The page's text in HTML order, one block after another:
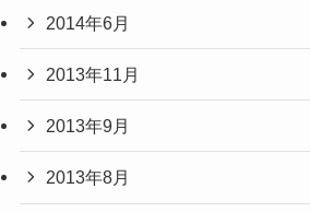
2014年6月
2013年11月
2013年9月
2013年8月